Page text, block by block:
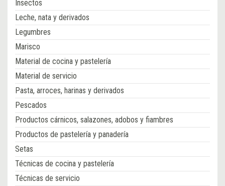
Insectos
Leche, nata y derivados
Legumbres
Marisco
Material de cocina y pastelería
Material de servicio
Pasta, arroces, harinas y derivados
Pescados
Productos cárnicos, salazones, adobos y fiambres
Productos de pastelería y panadería
Setas
Técnicas de cocina y pastelería
Técnicas de servicio